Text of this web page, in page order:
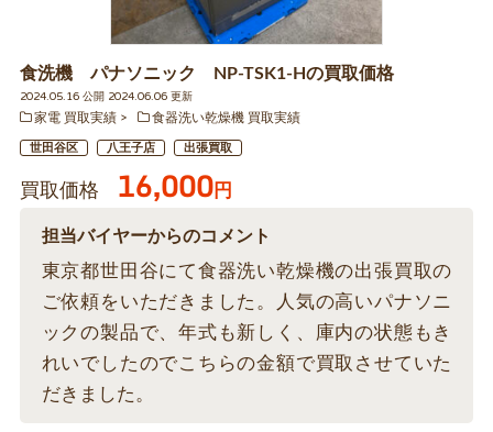
食洗機 パナソニック NP-TSK1-Hの買取価格
2024.05.16 公開 2024.06.06 更新
家電 買取実績
食器洗い乾燥機 買取実績
世田谷区 八王子店 出張買取
買取価格 16,000円
担当バイヤーからのコメント
東京都世田谷にて食器洗い乾燥機の出張買取の
ご依頼をいただきました。人気の高いパナソニ
ックの製品で、年式も新しく、庫内の状態もき
れいでしたのでこちらの金額で買取させていた
だきました。